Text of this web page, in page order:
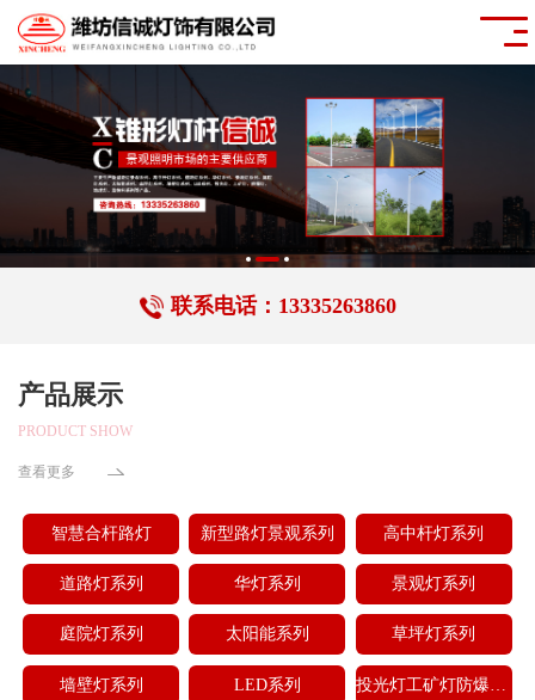
联系电话：13335263860
产品展示
PRODUCT SHOW
查看更多
智慧合杆路灯 新型路灯景观系列 高中杆灯系列
道路灯系列 华灯系列 景观灯系列
庭院灯系列 太阳能系列 草坪灯系列
墙壁灯系列 LED系列